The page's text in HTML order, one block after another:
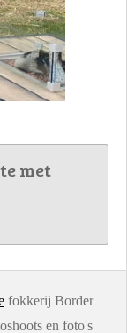
met
fokkerij Border
en foto's